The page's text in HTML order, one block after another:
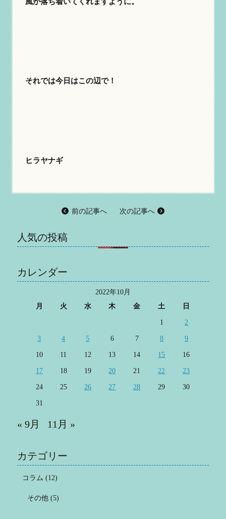
それでは今日はこの辺で！
ヒラヤナギ
前の記事へ 次の記事へ
人気の投稿
カレンダー
2022年10月
月
火 水 木 金 土 日
1 2
3 4 5 6 7 8 9
10 11 12 13 14 15 16
17 18 19 20 21 22 23
24 25 26 27 28 29 30
31
« 9月 11月 »
カテゴリー
コラム (12)
その他(5)